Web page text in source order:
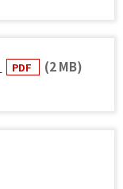
PDF (2 MB)